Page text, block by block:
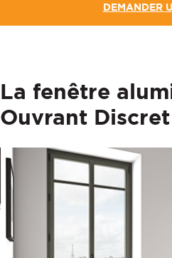
DEMANDER
La fenêtre
Ouvrant Discret